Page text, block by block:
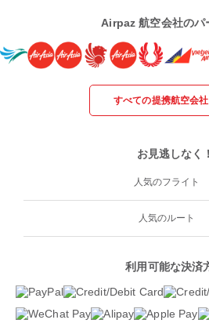
Airpaz 航空会社のパ
すべての提携航空会
お見逃しなく！
人気のフライト
人気のルート
利用可能な決済